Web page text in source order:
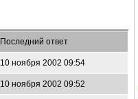
Последний ответ
10 ноября 2002 09:54
10 ноября 2002 09:52